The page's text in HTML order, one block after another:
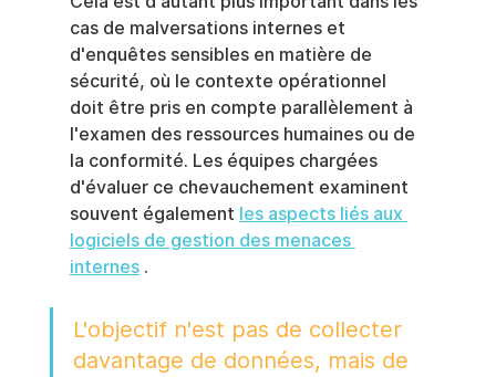
cas de malversations internes et
d'enquêtes sensibles en matière de
sécurité, où le contexte opérationnel
doit être pris en compte parallèlement à
l'examen des ressources humaines ou de
la conformité. Les équipes chargées
d'évaluer ce chevauchement examinent
souvent également les aspects liés aux
logiciels de gestion des menaces
internes .
L'objectif n'est pas de collecter
davantage de données, mais de